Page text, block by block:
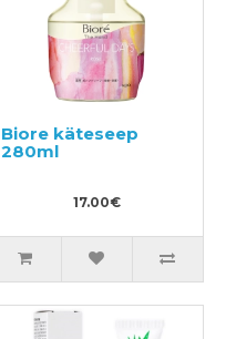
Biore käteseep
280ml
17.00€